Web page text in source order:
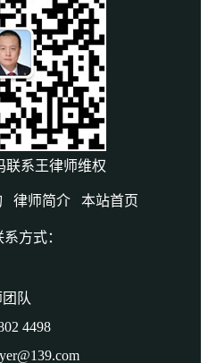
联系王律师维权
律师简介 本站首页
方式：
队
4498